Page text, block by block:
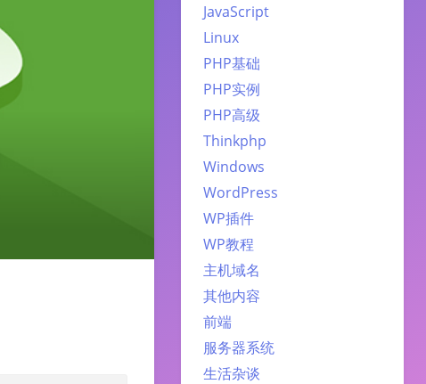
JavaScript
Linux
PHP基础
PHP实例
PHP高级
Thinkphp
Windows
WordPress
WP插件
WP教程
主机域名
其他内容
前端
服务器系统
生活杂谈